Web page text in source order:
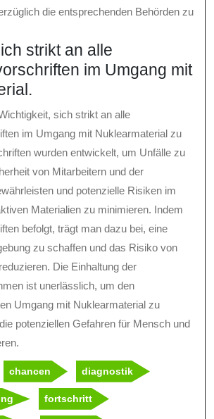
die entsprechenden Behörden zu
strikt an alle
im Umgang mit
sich strikt an alle
im Umgang mit Nuklearmaterial zu
wurden entwickelt, um Unfälle zu
von Mitarbeitern und der
und potenzielle Risiken im
Materialien zu minimieren. Indem
befolgt, trägt man dazu bei, eine
zu schaffen und das Risiko von
Die Einhaltung der
ist unerlässlich, um den
Umgang mit Nuklearmaterial zu
potenziellen Gefahren für Mensch und
chancen diagnostik
fortschritt